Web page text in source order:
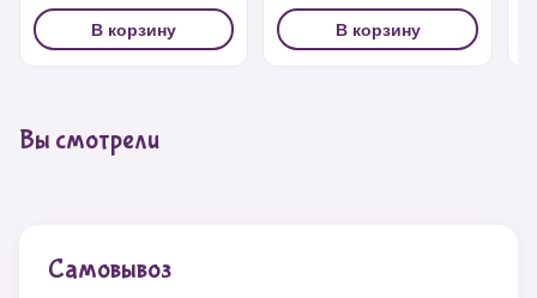
В корзину В корзину
Вы смотрели
Самовывоз